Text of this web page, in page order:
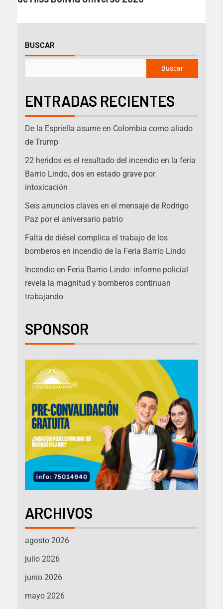
BUSCAR
Buscar
ENTRADAS RECIENTES
De la Espriella asume en Colombia como aliado
de Trump
22 heridos es el resultado del incendio en la feria
Barrio Lindo, dos en estado grave por
intoxicación
Seis anuncios claves en el mensaje de Rodrigo
Paz por el aniversario patrio
Falta de diésel complica el trabajo de los
bomberos en incendio de la Feria Barrio Lindo
Incendio en Feria Barrio Lindo: informe policial
revela la magnitud y bomberos continuan
trabajando
SPONSOR
ARCHIVOS
agosto 2026
julio 2026
junio 2026
mayo 2026